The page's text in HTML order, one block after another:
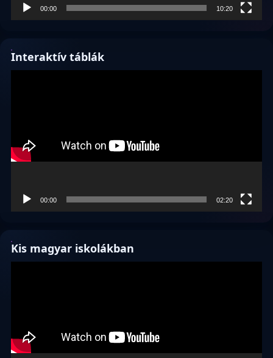
00:00 10:20
Interaktív táblák
00:00 02:20
Kis magyar iskolákban